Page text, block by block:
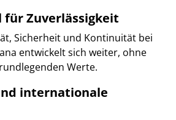
für Zuverlässigkeit
Sicherheit und Kontinuität bei
entwickelt sich weiter, ohne
Werte.
internationale